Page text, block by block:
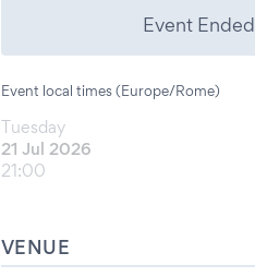
Event Ended
Event local times (Europe/Rome)
Tuesday
21 Jul 2026
21:00
VENUE